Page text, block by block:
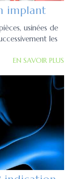
implant
usinées de
les
EN SAVOIR PLUS